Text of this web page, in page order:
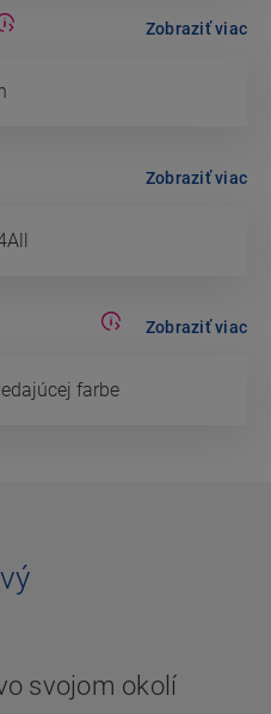
Zobraziť viac
Zobraziť viac
farbe
Zobraziť viac
svojom okolí